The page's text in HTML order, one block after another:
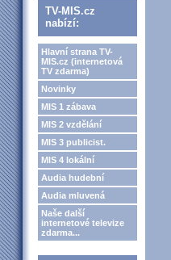
TV-MIS.cz
nabízí:
Hlavní strana TV-
MIS.cz (internetová
TV zdarma)
Novinky
MIS 1 zábava
MIS 2 vzdělání
MIS 3 publicist.
MIS 4 lokální
Audia hudební
Audia mluvená
Naše další
internetové televize
zdarma...